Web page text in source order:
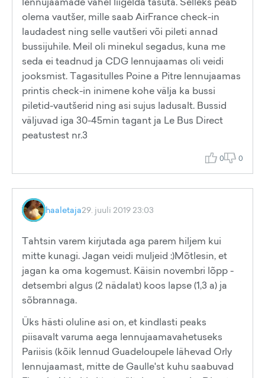
olema vautšer, mille saab AirFrance check-in
laudadest ning selle vautšeri või pileti annad
bussijuhile. Meil oli minekul segadus, kuna me
seda ei teadnud ja CDG lennujaamas oli veidi
jooksmist. Tagasitulles Poine a Pitre lennujaamas
printis check-in inimene kohe välja ka bussi
piletid-vautšerid ning asi sujus ladusalt. Bussid
väljuvad iga 30-45min tagant ja Le Bus Direct
peatustest nr.3
0 0
haaletaja29. juuli 2019 23:03
Tahtsin varem kirjutada aga parem hiljem kui
mitte kunagi. Jagan veidi muljeid :)Mõtlesin, et
jagan ka oma kogemust. Käisin novembri lõpp -
detsembri algus (2 nädalat) koos lapse (1,3 a) ja
sõbrannaga.
Üks hästi oluline asi on, et kindlasti peaks
piisavalt varuma aega lennujaamavahetuseks
Pariisis (kõik lennud Guadeloupele lähevad Orly
lennujaamast, mitte de Gaulle'st kuhu saabuvad